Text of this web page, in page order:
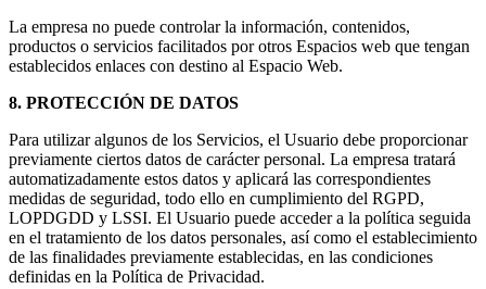
La empresa no puede controlar la información, contenidos,
productos o servicios facilitados por otros Espacios web que tengan
establecidos enlaces con destino al Espacio Web.
8. PROTECCIÓN DE DATOS
Para utilizar algunos de los Servicios, el Usuario debe proporcionar
previamente ciertos datos de carácter personal. La empresa tratará
automatizadamente estos datos y aplicará las correspondientes
medidas de seguridad, todo ello en cumplimiento del RGPD,
LOPDGDD y LSSI. El Usuario puede acceder a la política seguida
en el tratamiento de los datos personales, así como el establecimiento
de las finalidades previamente establecidas, en las condiciones
definidas en la Política de Privacidad.